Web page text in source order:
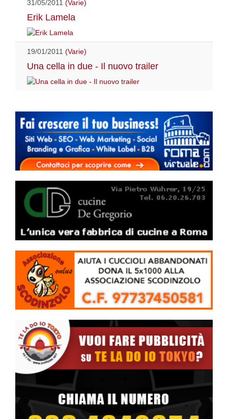
31/05/2011 (Varie)
Erik Lamela
19/01/2011 (Varie)
Una cella in due - Il nuovo trailer